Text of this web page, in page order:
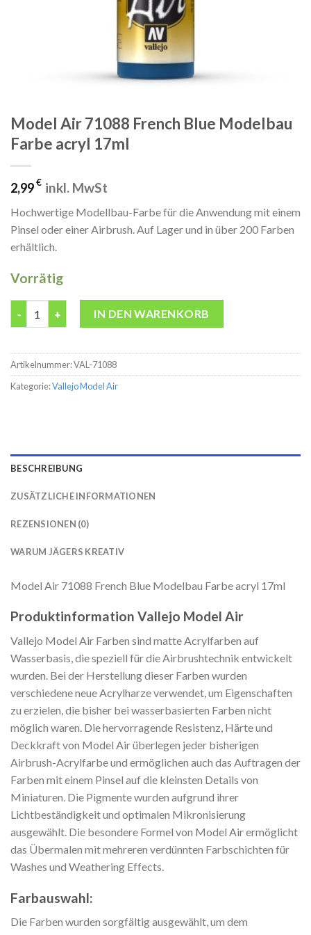
Model Air 71088 French Blue Modelbau
Farbe acryl 17ml
2,99€ inkl. MwSt
Hochwertige Modellbau-Farbe für die Anwendung mit einem
Pinsel oder einer Airbrush. Auf Lager und in über 200 Farben
erhältlich.
Vorrätig
IN DEN WARENKORB
Artikelnummer:VAL-71088
Kategorie:Vallejo Model Air
BESCHREIBUNG
ZUSÄTZLICHE INFORMATIONEN
REZENSIONEN (0)
WARUM JÄGERS KREATIV
Model Air 71088 French Blue Modelbau Farbe acryl 17ml
Produktinformation Vallejo Model Air
Vallejo Model Air Farben sind matte Acrylfarben auf
Wasserbasis, die speziell für die Airbrushtechnik entwickelt
wurden. Bei der Herstellung dieser Farben wurden
verschiedene neue Acrylharze verwendet, um Eigenschaften
zu erzielen, die bisher bei wasserbasierten Farben nicht
möglich waren. Die hervorragende Resistenz, Härte und
Deckkraft von Model Air überlegen jeder bisherigen
Airbrush-Acrylfarbe und ermöglichen auch das Auftragen der
Farben mit einem Pinsel auf die kleinsten Details von
Miniaturen. Die Pigmente wurden aufgrund ihrer
Lichtbeständigkeit und optimalen Mikronisierung
ausgewählt. Die besondere Formel von Model Air ermöglicht
das Übermalen mit mehreren verdünnten Farbschichten für
Washes und Weathering Effects.
Farbauswahl:
Die Farben wurden sorgfältig ausgewählt, um dem